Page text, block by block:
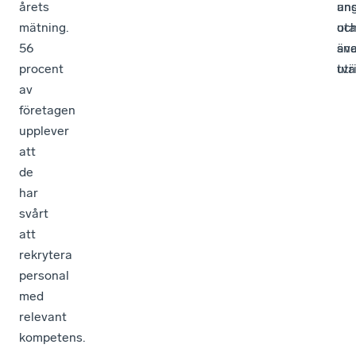
årets
mätning.
56
procent
av
företagen
upplever
att
de
har
svårt
att
rekrytera
personal
med
relevant
kompetens.